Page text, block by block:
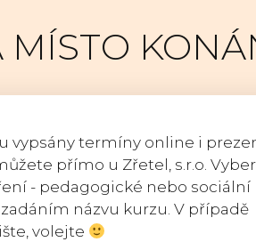
MÍSTO
vypsány termíny online i
přímo u Zřetel, s.r.o.
- pedagogické nebo sociální
názvu kurzu. V případě
volejte